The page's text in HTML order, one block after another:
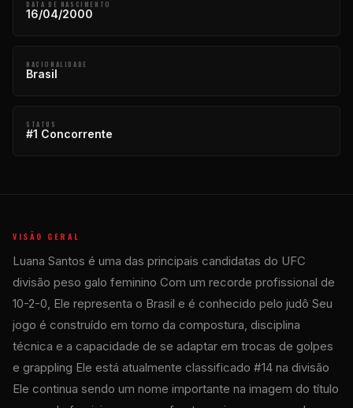
DATA DE NASCIMENTO
16/04/2000
NACIONALIDADE
Brasil
STATUS
#1 Concorrente
VISÃO GERAL
Luana Santos é uma das principais candidatas do UFC
divisão peso galo feminino Com um recorde profissional de
10-2-0, Ele representa o Brasil e é conhecido pelo judô Seu
jogo é construído em torno da compostura, disciplina
técnica e a capacidade de se adaptar em trocas de golpes
e grappling Ele está atualmente classificado #14 na divisão
Ele continua sendo um nome importante na imagem do título